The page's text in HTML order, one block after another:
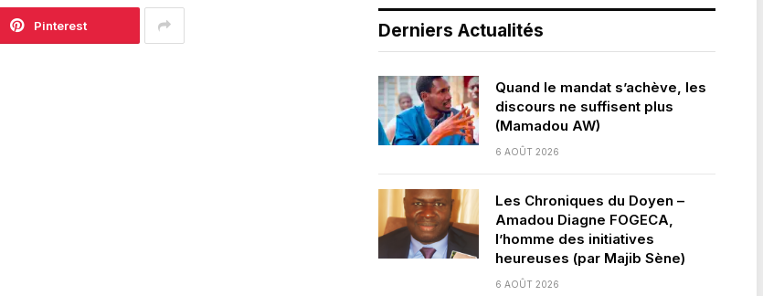
Pinterest Derniers Actualités
Quand le mandat s’achève, les
discours ne suffisent plus
(Mamadou AW)
6 AOÛT 2026
Les Chroniques du Doyen –
Amadou Diagne FOGECA,
l’homme des initiatives
heureuses (par Majib Sène)
6 AOÛT 2026